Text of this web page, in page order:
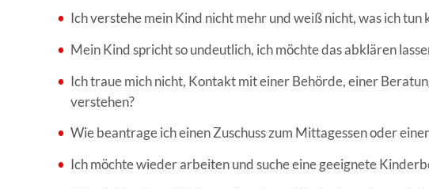
Ich verstehe mein Kind nicht mehr und weiß nicht, was ich tun
Mein Kind spricht so undeutlich, ich möchte das abklären
Ich traue mich nicht, Kontakt mit einer Behörde, einer
verstehen?
Wie beantrage ich einen Zuschuss zum Mittagessen oder
Ich möchte wieder arbeiten und suche eine geeignete